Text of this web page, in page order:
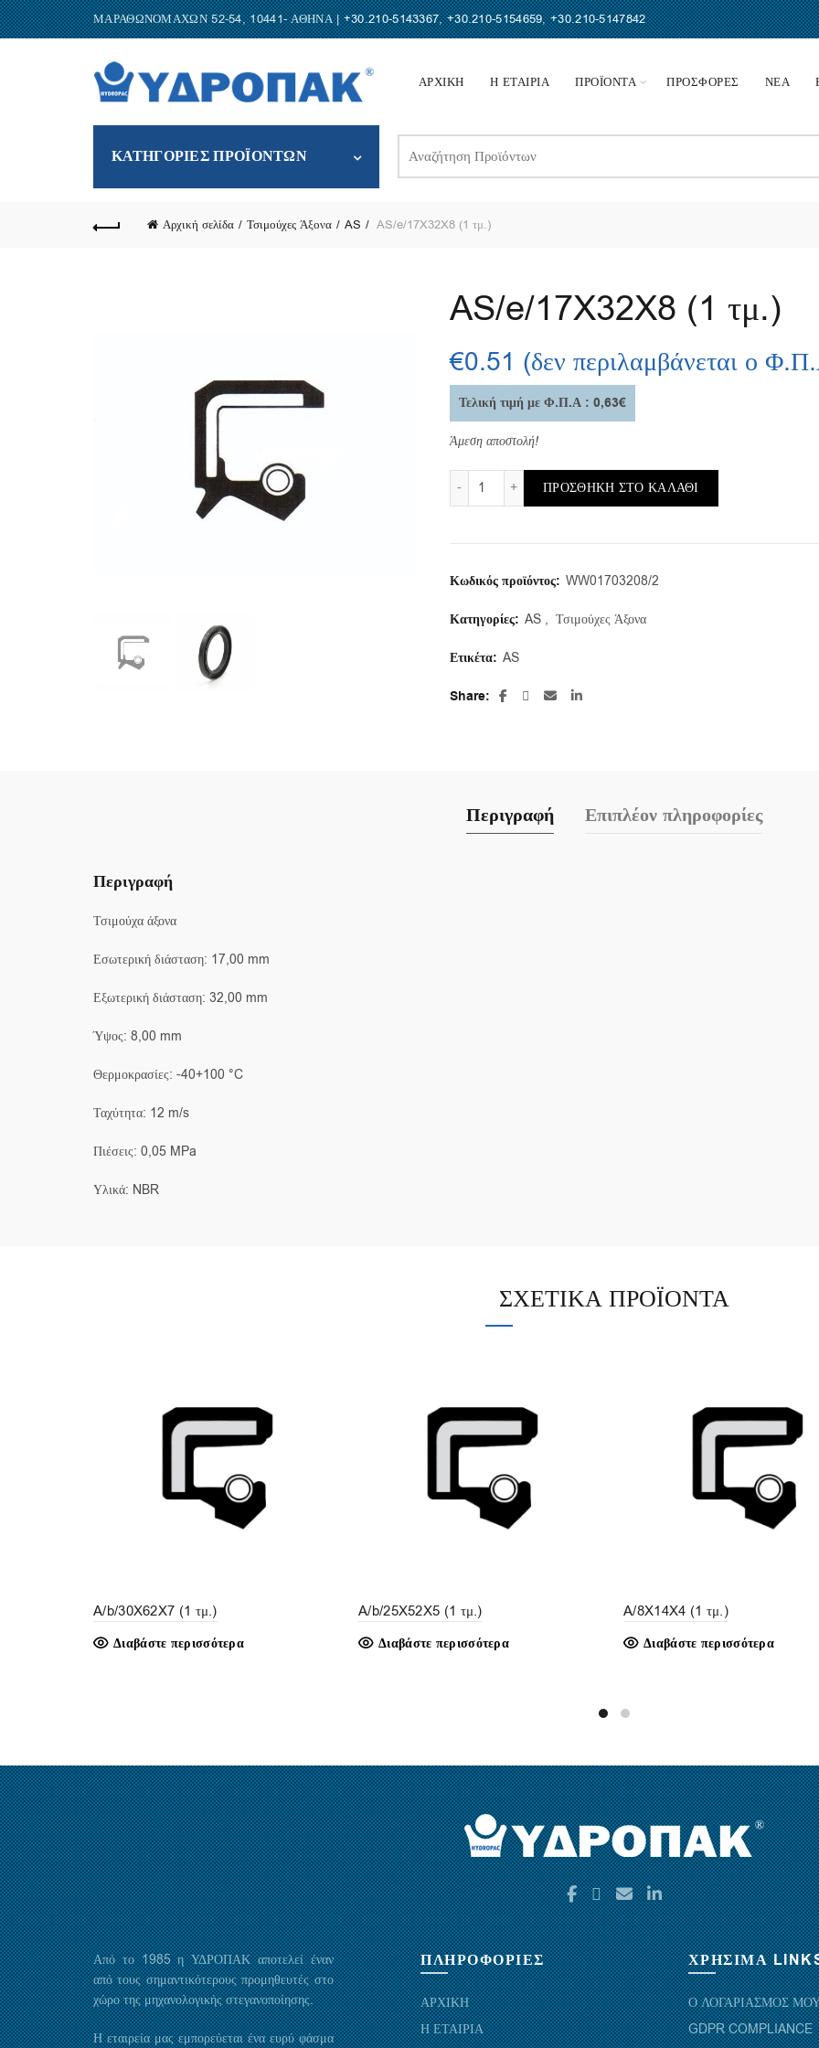
ΜΑΡΑΘΩΝΟΜΑΧΩΝ 52-54, 10441- ΑΘΗΝΑ |+30.210-5143367,+30.210-5154659,+30.210-5147842
ΑΡΧΙΚΗ Η ΕΤΑΙΡΙΑ ΠΡΟΪΟΝΤΑ ΠΡΟΣΦΟΡΕΣ ΝΕΑ
ΚΑΤΗΓΟΡΙΕΣ ΠΡΟΪΟΝΤΩΝ
for:
Αρχική σελίδα Τσιμούχες Άξονα AS AS/e/17X32X8 (1 τμ.)
AS/e/17X32X8 (1 τμ.)
€0.51 (δεν περιλαμβάνεται ο
Τελική τιμή με Φ.Π.Α : 0,63€
Άμεση αποστολή!
AS/e/17X32X8 (1 τμ.) ποσότητα
ΠΡΟΣΘΉΚΗ ΣΤΟ ΚΑΛΆΘΙ
Κωδικός προϊόντος: WW01703208/2
Κατηγορίες: AS , Τσιμούχες Άξονα
Ετικέτα: AS
Share
Περιγραφή Επιπλέον πληροφορίες
Περιγραφή
Τσιμούχα άξονα
Εσωτερική διάσταση: 17,00 mm
Εξωτερική διάσταση: 32,00 mm
Ύψος: 8,00 mm
Θερμοκρασίες: -40+100 °C
Ταχύτητα: 12 m/s
Πιέσεις: 0,05 MPa
Υλικά: NBR
ΣΧΕΤΙΚΆ ΠΡΟΪΌΝΤΑ
A/b/30X62X7 (1 τμ.)
Διαβάστε περισσότερα
A/b/25X52X5 (1 τμ.)
Διαβάστε περισσότερα
A/8X14X4 (1 τμ.)
Διαβάστε περισσότερα
Από το 1985 η ΥΔΡΟΠΑΚ αποτελεί έναν
από τους σημαντικότερους προμηθευτές στο
χώρο της μηχανολογικής στεγανοποίησης.
Η εταιρεία μας εμπορεύεται ένα ευρύ φάσμα
ΠΛΗΡΟΦΟΡΙΕΣ
ΑΡΧΙΚΗ
Η ΕΤΑΙΡΙΑ
ΧΡΗΣΙΜΑ
Ο ΛΟΓΑΡΙΑΣΜΟΣ
GDPR COMPLIANCE